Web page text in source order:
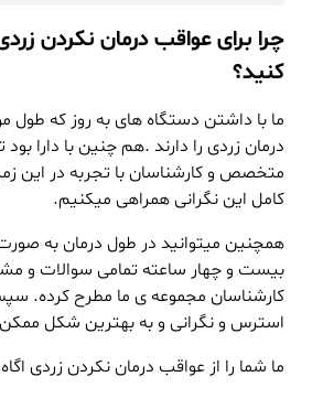
چرا برای عواقب درمان نکردن
کنید؟
ما با داشتن دستگاه های به روز که طول
درمان زردی را دارند .هم چنین با دارا
متخصص و کارشناسانبا تجربه در این
کامل این نگرانی همراهی میکنیم.
همچنین میتوانید در طول درمان به
بیست و چهار ساعته تمامی سوالات و
کارشناسان مجموعه ی ما مطرح کرده.
استرس و نگرانی و به بهترین شکل
ما شما را از عواقب درمان نکردن زردی